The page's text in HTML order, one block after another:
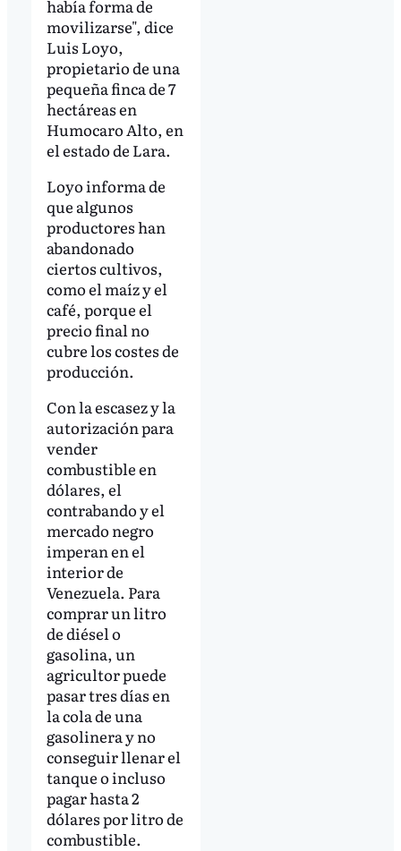
había forma de
movilizarse", dice
Luis Loyo,
propietario de una
pequeña finca de 7
hectáreas en
Humocaro Alto, en
el estado de Lara.
Loyo informa de
que algunos
productores han
abandonado
ciertos cultivos,
como el maíz y el
café, porque el
precio final no
cubre los costes de
producción.
Con la escasez y la
autorización para
vender
combustible en
dólares, el
contrabando y el
mercado negro
imperan en el
interior de
Venezuela. Para
comprar un litro
de diésel o
gasolina, un
agricultor puede
pasar tres días en
la cola de una
gasolinera y no
conseguir llenar el
tanque o incluso
pagar hasta 2
dólares por litro de
combustible.